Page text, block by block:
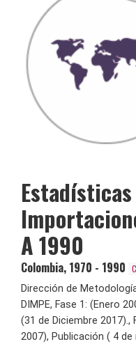
A 1990
Colombia, 1970 - 1990
Dirección de
DIMPE, Fase 1: (Enero
(31 de Diciembre 2017).,
2007), Publicación ( 4